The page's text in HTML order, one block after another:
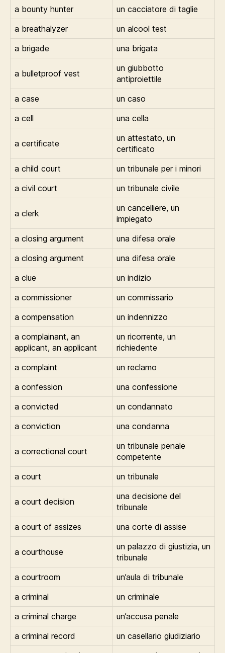
a bounty hunter
un cacciatore di taglie
a breathalyzer
un alcool test
a brigade
una brigata
a bulletproof vest
un giubbotto
antiproiettile
a case
un caso
a cell
una cella
a certificate
un attestato, un
certificato
a child court
un tribunale per i minori
a civil court
un tribunale civile
a clerk
un cancelliere, un
impiegato
a closing argument
una difesa orale
a closing argument
una difesa orale
a clue
un indizio
a commissioner
un commissario
a compensation
un indennizzo
a complainant, an
applicant, an applicant
un ricorrente, un
richiedente
a complaint
un reclamo
a confession
una confessione
a convicted
un condannato
a conviction
una condanna
a correctional court
un tribunale penale
competente
a court
un tribunale
a court decision
una decisione del
tribunale
a court of assizes
una corte di assise
a courthouse
un palazzo di giustizia, un
tribunale
a courtroom
un’aula di tribunale
a criminal
un criminale
a criminal charge
un’accusa penale
a criminal record
un casellario giudiziario